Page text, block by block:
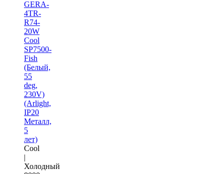
GERA-
4TR-
R74-
20W
Cool
SP7500-
Fish
(Белый,
55
deg,
230V)
(Arlight,
IP20
Металл,
5
лет)
Cool
|
Холодный